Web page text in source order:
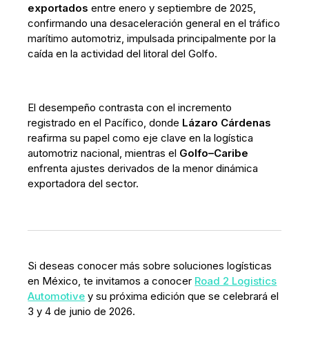
exportados entre enero y septiembre de 2025,
confirmando una desaceleración general en el tráfico
marítimo automotriz, impulsada principalmente por la
caída en la actividad del litoral del Golfo.
El desempeño contrasta con el incremento
registrado en el Pacífico, donde Lázaro Cárdenas
reafirma su papel como eje clave en la logística
automotriz nacional, mientras el Golfo–Caribe
enfrenta ajustes derivados de la menor dinámica
exportadora del sector.
Si deseas conocer más sobre soluciones logísticas
en México, te invitamos a conocer Road 2 Logistics
Automotive y su próxima edición que se celebrará el
3 y 4 de junio de 2026.